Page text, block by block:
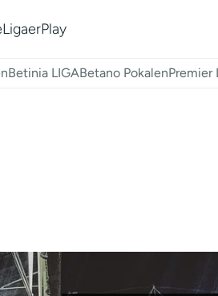
LigaerPlay
Betinia LIGABetano PokalenPremier